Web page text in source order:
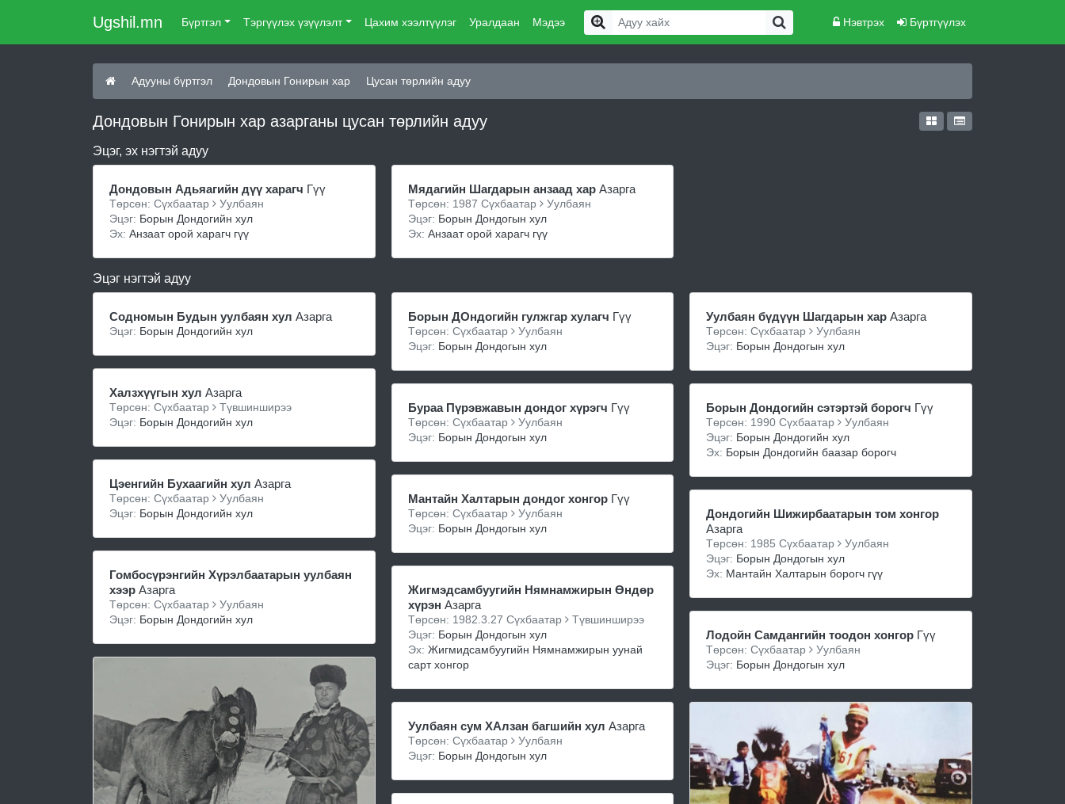
Ugshil.mn Бүртгэл Тэргүүлэх үзүүлэлт Цахим хээлтүүлэг Уралдаан Мэдээ Нэвтрэх Бүртгүүлэх
Адууны бүртгэл Дондовын Гонирын хар Цусан төрлийн адуу
Дондовын Гонирын хар азарганы цусан төрлийн адуу
Эцэг, эх нэгтэй адуу
Дондовын Адьяагийн дүү харагч Гүү
Төрсөн: Сүхбаатар
Уулбаян
Эцэг: Борын Дондогийн хул
Эх: Анзаат орой харагч гүү
Мядагийн Шагдарын анзаад харАзарга
Төрсөн: 1987 Сүхбаатар Уулбаян
Эцэг: Борын Дондогын хул
Эх: Анзаат орой харагч гүү
Эцэг нэгтэй адуу
Содномын Будын уулбаян хул Азарга
Эцэг: Борын Дондогийн хул
Халзхүүгын хул Азарга
Төрсөн: Сүхбаатар
Түвшинширээ
Эцэг: Борын Дондогийн хул
Цэенгийн Бухаагийн хул Азарга
Төрсөн: Сүхбаатар
Уулбаян
Эцэг: Борын Дондогийн хул
Гомбосүрэнгийн Хүрэлбаатарын уулбаян
хээр Азарга
Төрсөн: Сүхбаатар
Уулбаян
Эцэг: Борын Дондогийн хул
Борын ДОндогийн гулжгар хулагч Гүү
Төрсөн: Сүхбаатар Уулбаян
Эцэг: Борын Дондогын хул
Бураа Пүрэвжавын дондог хүрэгч Гүү
Төрсөн: Сүхбаатар Уулбаян
Эцэг: Борын Дондогын хул
Мантайн Халтарын дондог хонгорГүү
Төрсөн: Сүхбаатар Уулбаян
Эцэг: Борын Дондогын хул
Жигмэдсамбуугийн Нямнамжирын Өндөр
хүрэн Азарга
Төрсөн: 1982.3.27 Сүхбаатар Түвшинширээ
Эцэг: Борын Дондогын хул
Эх: Жигмидсамбуугийн Нямнамжирын уунай
сарт хонгор
Уулбаян сум ХАлзан багшийн хул Азарга
Төрсөн: Сүхбаатар Уулбаян
Эцэг: Борын Дондогын хул
Уулбаян бүдүүн Шагдарын хар Азарга
Төрсөн: Сүхбаатар Уулбаян
Эцэг: Борын Дондогын хул
Борын Дондогийн сэтэртэй борогч Гүү
Төрсөн: 1990 Сүхбаатар Уулбаян
Эцэг: Борын Дондогийн хул
Эх: Борын Дондогийн баазар борогч
Дондогийн Шижирбаатарын том хонгор
Азарга
Төрсөн: 1985 Сүхбаатар Уулбаян
Эцэг: Борын Дондогын хул
Эх: Мантайн Халтарын борогч гүү
Лодойн Самдангийн тоодон хонгор Гүү
Төрсөн: Сүхбаатар Уулбаян
Эцэг: Борын Дондогын хул